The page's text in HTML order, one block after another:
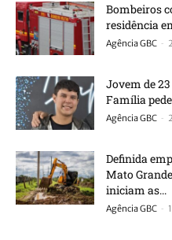
Bombeiros
residência
Agência GBC -
Jovem de
Família
Agência GBC -
Definida
Mato
iniciam as...
Agência GBC -